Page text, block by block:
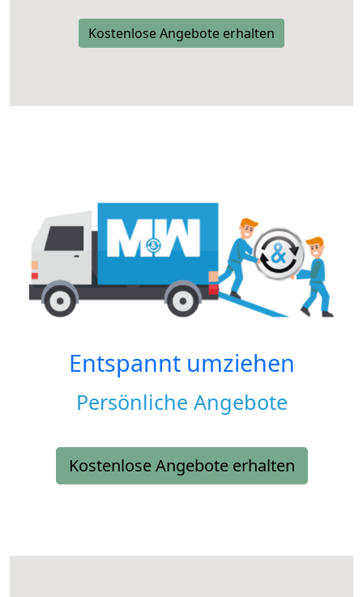
Kostenlose Angebote erhalten
Entspannt umziehen
Persönliche Angebote
Kostenlose Angebote erhalten